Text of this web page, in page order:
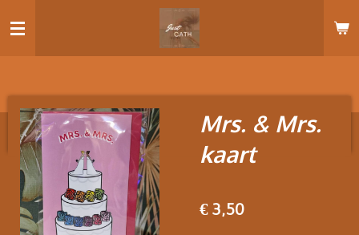
direct
Mrs. & Mrs.
kaart
€ 3,50